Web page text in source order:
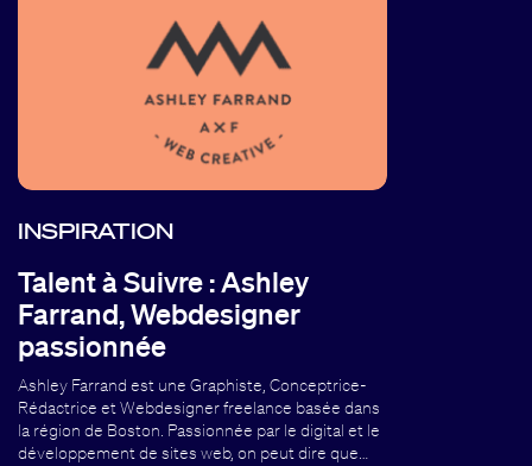
INSPIRATION
Talent à Suivre : Ashley
Farrand, Webdesigner
passionnée
Ashley Farrand est une Graphiste, Conceptrice-
Rédactrice et Webdesigner freelance basée dans
la région de Boston. Passionnée par le digital et le
développement de sites web, on peut dire que…